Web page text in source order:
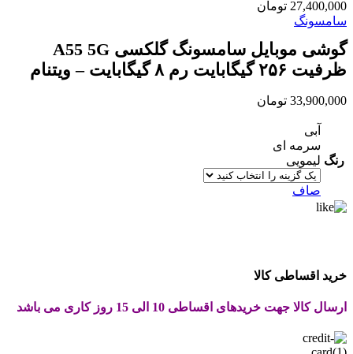
27,400,000 تومان
through
28,000,000 تومان
سامسونگ
گوشی موبایل سامسونگ گلکسی A55 5G
ظرفیت ۲۵۶ گیگابایت رم ۸ گیگابایت – ویتنام
33,900,000 تومان
رنگ
آبی
سرمه ای
لیمویی
صاف
خرید اقساطی کالا
ارسال کالا جهت خریدهای اقساطی 10 الی 15 روز کاری می باشد